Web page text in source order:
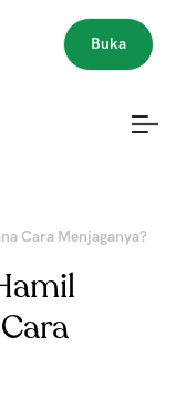
Buka
Cara Menjaganya?